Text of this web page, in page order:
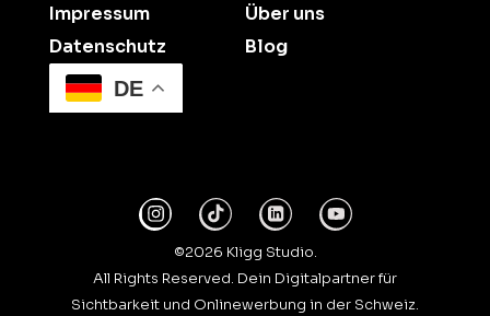
Impressum
Datenschutz
Über uns
Blog
DE
©2026 Kligg Studio.
All Rights Reserved. Dein Digitalpartner für
Sichtbarkeit und Onlinewerbung in der Schweiz.